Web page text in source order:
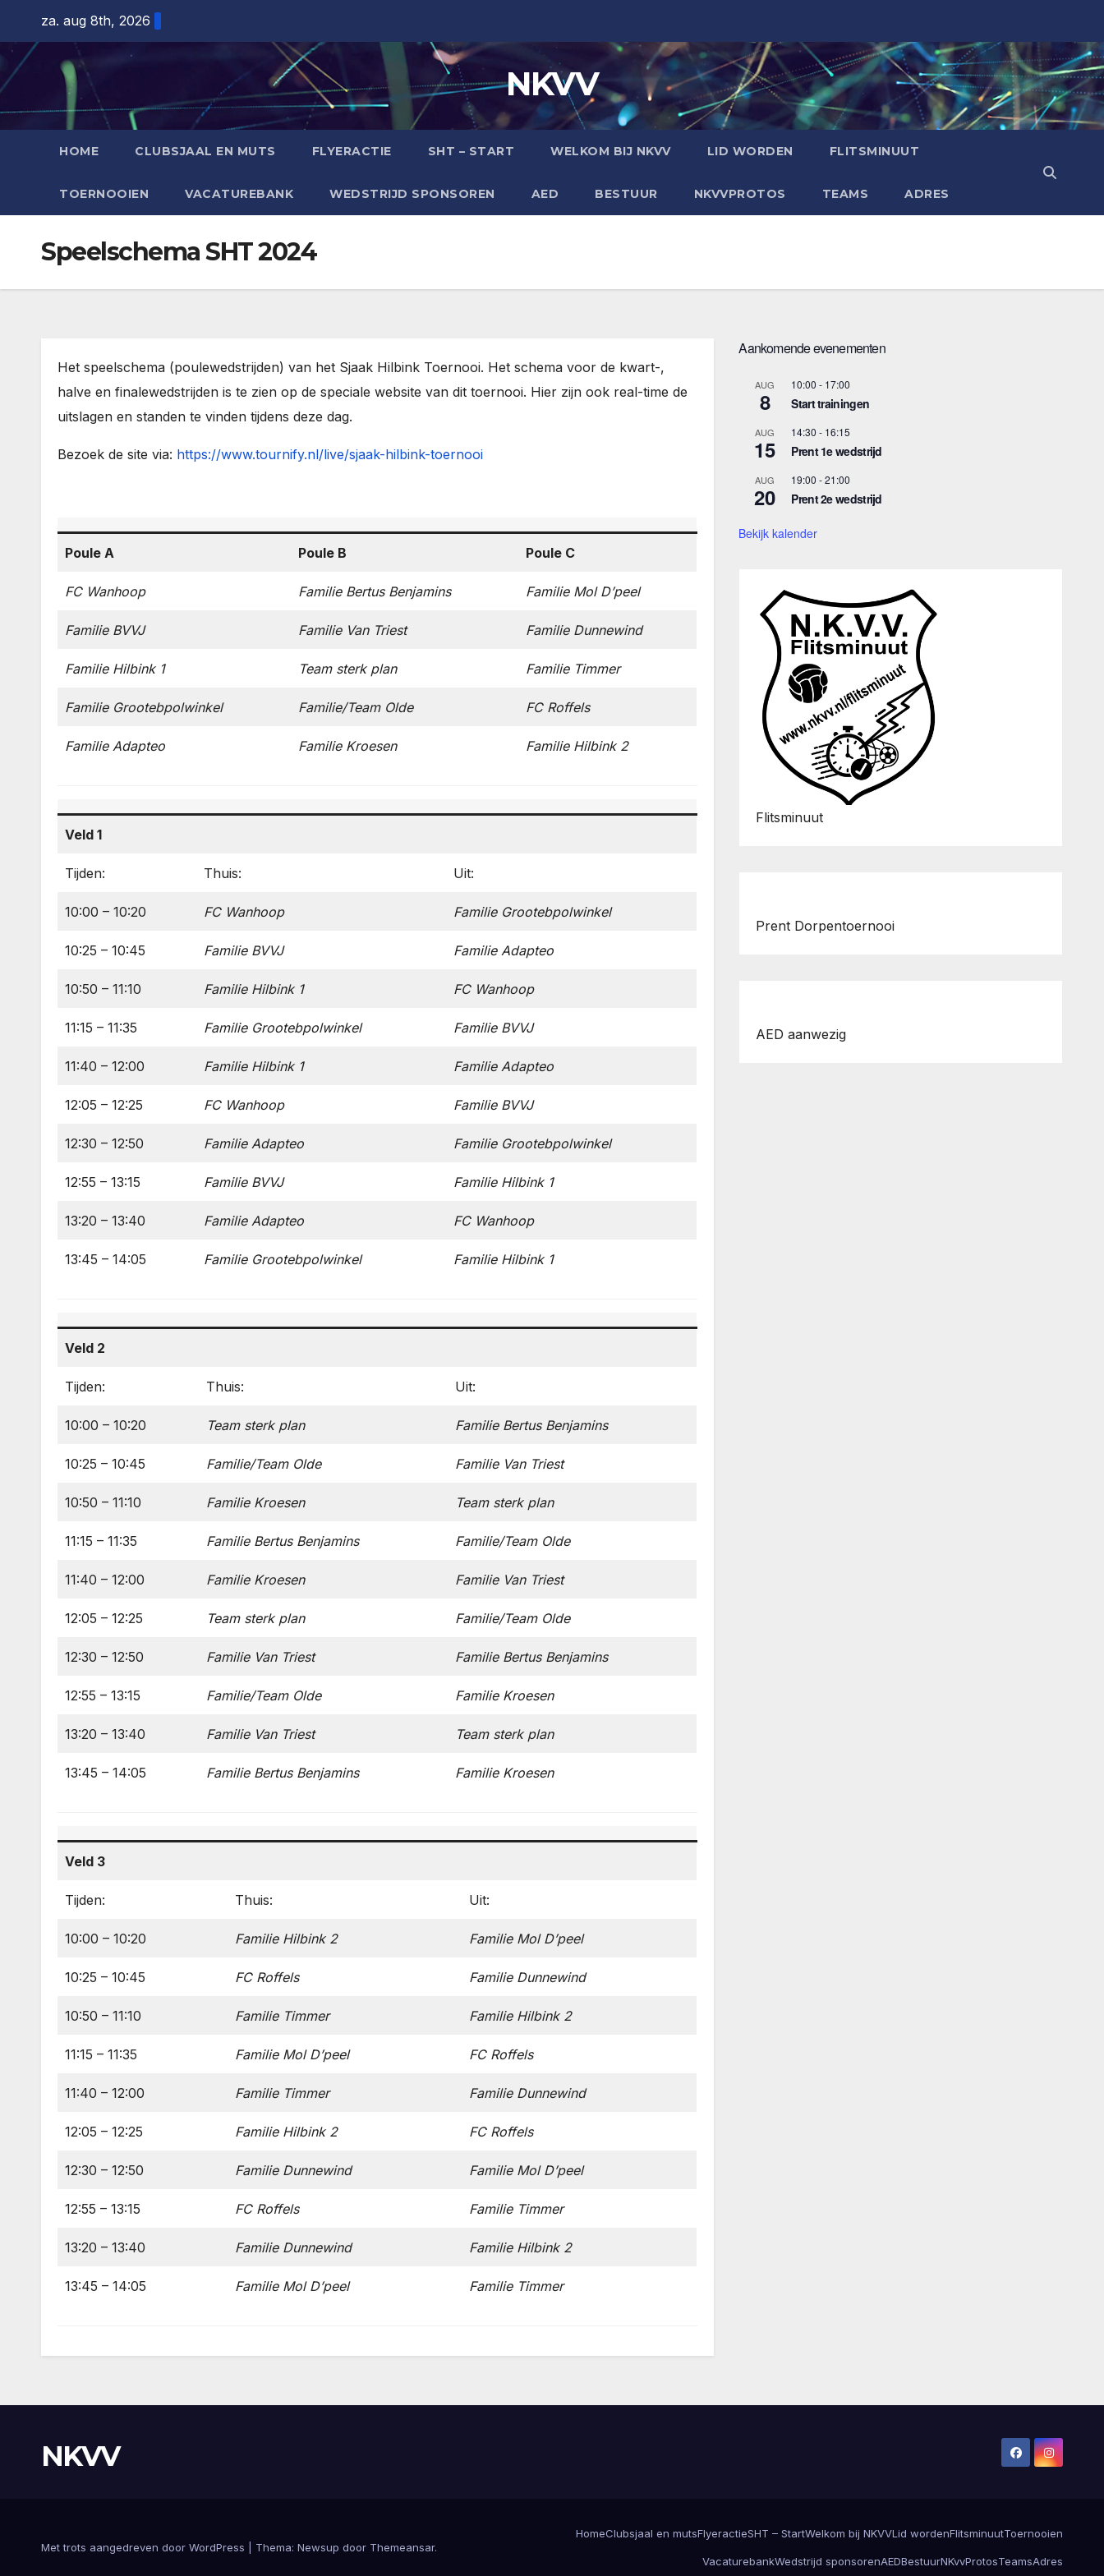
inhoud
za. aug 8th, 2026
NKVV
HOME CLUBSJAAL EN MUTS FLYERACTIE SHT – START WELKOM BIJ NKVV LID WORDEN FLITSMINUUT
TOERNOOIEN VACATUREBANK WEDSTRIJD SPONSOREN AED BESTUUR NKVVPROTOS TEAMS ADRES
Speelschema SHT 2024
Het speelschema (poulewedstrijden) van het Sjaak Hilbink Toernooi. Het schema voor de kwart-,
halve en finalewedstrijden is te zien op de speciale website van dit toernooi. Hier zijn ook real-time de
uitslagen en standen te vinden tijdens deze dag.
Bezoek de site via: https://www.tournify.nl/live/sjaak-hilbink-toernooi
Poule A Poule B Poule C
FC Wanhoop Familie Bertus Benjamins Familie Mol D’peel
Familie BVVJ Familie Van Triest Familie Dunnewind
Familie Hilbink 1 Team sterk plan Familie Timmer
Familie Grootebpolwinkel Familie/Team Olde FC Roffels
Familie Adapteo Familie Kroesen Familie Hilbink 2
Veld 1
Tijden: Thuis: Uit:
10:00 – 10:20 FC Wanhoop Familie Grootebpolwinkel
10:25 – 10:45 Familie BVVJ Familie Adapteo
10:50 – 11:10 Familie Hilbink 1 FC Wanhoop
11:15 – 11:35 Familie Grootebpolwinkel Familie BVVJ
11:40 – 12:00 Familie Hilbink 1 Familie Adapteo
12:05 – 12:25 FC Wanhoop Familie BVVJ
12:30 – 12:50 Familie Adapteo Familie Grootebpolwinkel
12:55 – 13:15 Familie BVVJ Familie Hilbink 1
13:20 – 13:40 Familie Adapteo FC Wanhoop
13:45 – 14:05 Familie Grootebpolwinkel Familie Hilbink 1
Veld 2
Tijden: Thuis: Uit:
10:00 – 10:20 Team sterk plan Familie Bertus Benjamins
10:25 – 10:45 Familie/Team Olde Familie Van Triest
10:50 – 11:10 Familie Kroesen Team sterk plan
11:15 – 11:35 Familie Bertus Benjamins Familie/Team Olde
11:40 – 12:00 Familie Kroesen Familie Van Triest
12:05 – 12:25 Team sterk plan Familie/Team Olde
12:30 – 12:50 Familie Van Triest Familie Bertus Benjamins
12:55 – 13:15 Familie/Team Olde Familie Kroesen
13:20 – 13:40 Familie Van Triest Team sterk plan
13:45 – 14:05 Familie Bertus Benjamins Familie Kroesen
Veld 3
Tijden: Thuis: Uit:
10:00 – 10:20 Familie Hilbink 2 Familie Mol D’peel
10:25 – 10:45 FC Roffels Familie Dunnewind
10:50 – 11:10 Familie Timmer Familie Hilbink 2
11:15 – 11:35 Familie Mol D’peel FC Roffels
11:40 – 12:00 Familie Timmer Familie Dunnewind
12:05 – 12:25 Familie Hilbink 2 FC Roffels
12:30 – 12:50 Familie Dunnewind Familie Mol D’peel
12:55 – 13:15 FC Roffels Familie Timmer
13:20 – 13:40 Familie Dunnewind Familie Hilbink 2
13:45 – 14:05 Familie Mol D’peel Familie Timmer
Aankomende evenementen
AUG
8
10:00 - 17:00
Start trainingen
AUG
15
14:30 - 16:15
Prent 1e wedstrijd
AUG
20
19:00 -21:00
Prent 2e wedstrijd
Bekijk kalender
Flitsminuut
Prent Dorpentoernooi
AED aanwezig
NKVV
Met trots aangedreven door WordPress Thema: Newsup door Themeansar.
HomeClubsjaal en mutsFlyeractieSHT – StartWelkom bij NKVVLid wordenFlitsminuutToernooien
VacaturebankWedstrijd sponsorenAEDBestuurNKvvProtosTeamsAdres